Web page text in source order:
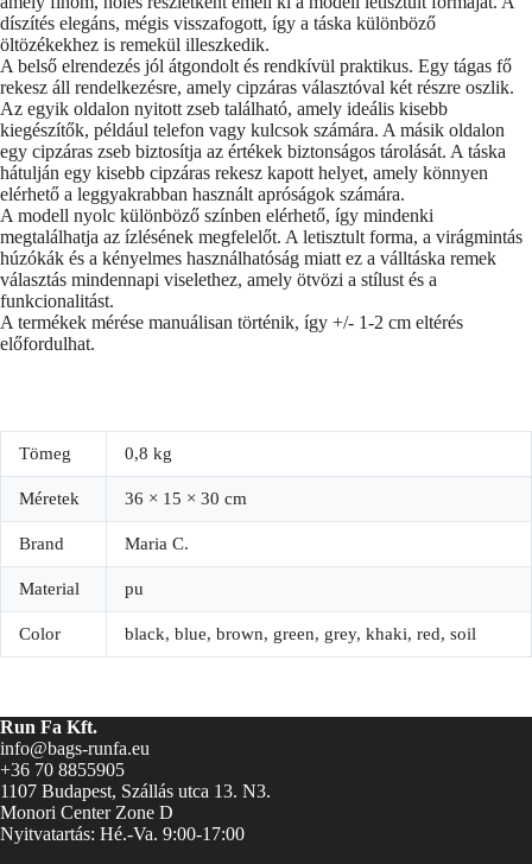
díszítés elegáns, mégis visszafogott, így a táska különböző
öltözékekhez is remekül illeszkedik.
A belső elrendezés jól átgondolt és rendkívül praktikus. Egy tágas fő
rekesz áll rendelkezésre, amely cipzáras választóval két részre oszlik.
Az egyik oldalon nyitott zseb található, amely ideális kisebb
kiegészítők, például telefon vagy kulcsok számára. A másik oldalon
egy cipzáras zseb biztosítja az értékek biztonságos tárolását. A táska
hátulján egy kisebb cipzáras rekesz kapott helyet, amely könnyen
elérhető a leggyakrabban használt apróságok számára.
A modell nyolc különböző színben elérhető, így mindenki
megtalálhatja az ízlésének megfelelőt. A letisztult forma, a virágmintás
húzókák és a kényelmes használhatóság miatt ez a válltáska remek
választás mindennapi viselethez, amely ötvözi a stílust és a
funkcionalitást.
A termékek mérése manuálisan történik, így +/- 1-2 cm eltérés
előfordulhat.
Tömeg 0,8 kg
Méretek 36 × 15 × 30 cm
Brand Maria C.
Material pu
Color black, blue, brown, green, grey, khaki, red, soil
Run Fa Kft.
info@bags-runfa.eu
+36 70 8855905
1107 Budapest, Szállás utca 13. N3.
Monori Center Zone D
Nyitvatartás: Hé.-Va. 9:00-17:00